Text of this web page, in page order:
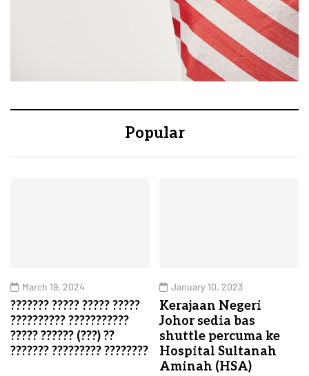
Popular
March 19, 2024
??????? ????? ????? ?????
?????????? ???????????
????? ?????? (???) ??
??????? ????????? ????????
January 10, 2023
Kerajaan Negeri
Johor sedia bas
shuttle percuma ke
Hospital Sultanah
Aminah (HSA)